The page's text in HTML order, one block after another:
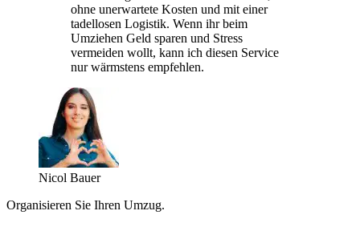
ohne unerwartete Kosten und mit einer
tadellosen Logistik. Wenn ihr beim
Umziehen Geld sparen und Stress
vermeiden wollt, kann ich diesen Service
nur wärmstens empfehlen.
Nicol Bauer
Organisieren Sie Ihren Umzug.